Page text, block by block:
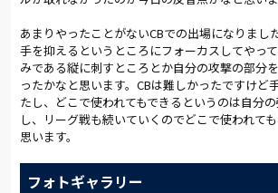
あまりやったことがないCBでの出場になりまし
手を抑えるというところにフォーカスしてやっ
みである縦に刺すところとか自分の攻撃の部分
ったかなと思います。CBは難しかったですけど
たし、どこで使われてもできるというのは自分
し、リーグ戦も続いていくのでどこで使われて
思います。
フォトギャラリー